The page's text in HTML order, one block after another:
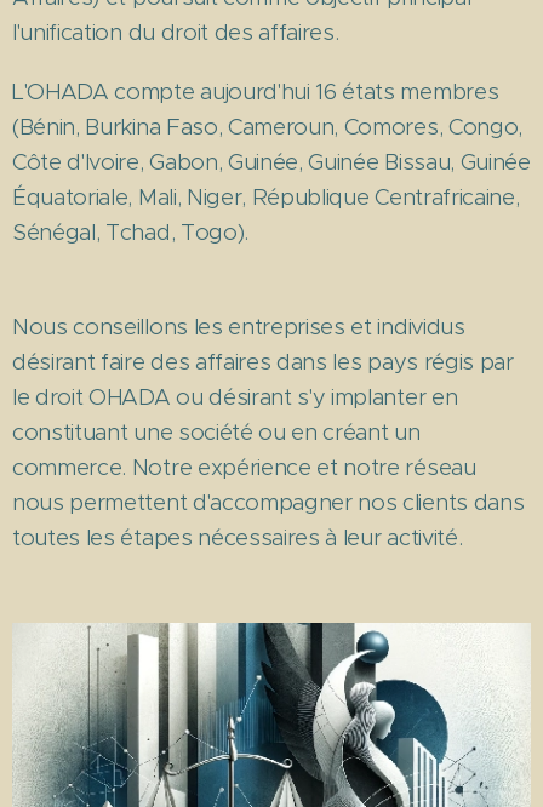
l'unification du droit des affaires.
L'OHADA compte aujourd'hui 16 états membres
(Bénin, Burkina Faso, Cameroun, Comores, Congo,
Côte d'Ivoire, Gabon, Guinée, Guinée Bissau, Guinée
Équatoriale, Mali, Niger, République Centrafricaine,
Sénégal, Tchad, Togo).
Nous conseillons les entreprises et individus
désirant faire des affaires dans les pays régis par
le droit OHADA ou désirant s'y implanter en
constituant une société ou en créant un
commerce. Notre expérience et notre réseau
nous permettent d'accompagner nos clients dans
toutes les étapes nécessaires à leur activité.